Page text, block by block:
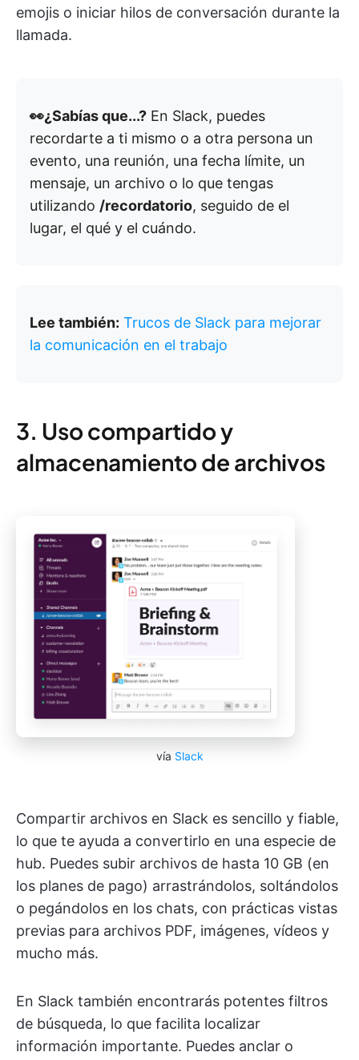
emojis o iniciar hilos de conversación durante la
llamada.
👀¿Sabías que...? En Slack, puedes
recordarte a ti mismo o a otra persona un
evento, una reunión, una fecha límite, un
mensaje, un archivo o lo que tengas
utilizando /recordatorio, seguido de el
lugar, el qué y el cuándo.
Lee también: Trucos de Slack para mejorar
la comunicación en el trabajo
3. Uso compartido y
almacenamiento de archivos
vía Slack
Compartir archivos en Slack es sencillo y fiable,
lo que te ayuda a convertirlo en una especie de
hub. Puedes subir archivos de hasta 10 GB (en
los planes de pago) arrastrándolos, soltándolos
o pegándolos en los chats, con prácticas vistas
previas para archivos PDF, imágenes, vídeos y
mucho más.
En Slack también encontrarás potentes filtros
de búsqueda, lo que facilita localizar
información importante. Puedes anclar o